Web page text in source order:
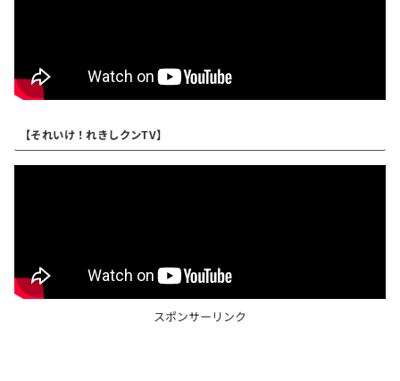
【それいけ！れきしクンTV】
スポンサーリンク